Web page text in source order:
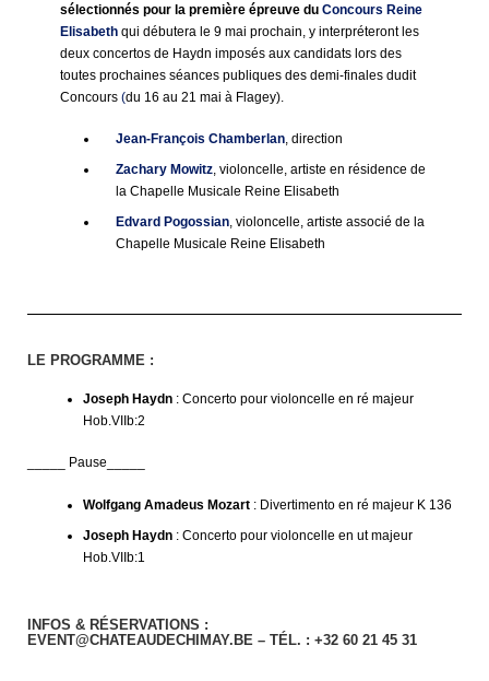
sélectionnés pour la première épreuve du Concours Reine
Elisabeth qui débutera le 9 mai prochain, y interpréteront les
deux concertos de Haydn imposés aux candidats lors des
toutes prochaines séances publiques des demi-finales dudit
Concours (du 16 au 21 mai à Flagey).
Jean-François Chamberlan, direction
Zachary Mowitz, violoncelle, artiste en résidence de
la Chapelle Musicale Reine Elisabeth
Edvard Pogossian, violoncelle, artiste associé de la
Chapelle Musicale Reine Elisabeth
LE PROGRAMME :
Joseph Haydn: Concerto pour violoncelle en ré majeur
Hob.VIIb:2
_____ Pause_____
Wolfgang Amadeus Mozart: Divertimento en ré majeur K 136
Joseph Haydn: Concerto pour violoncelle en ut majeur
Hob.VIIb:1
INFOS & RÉSERVATIONS :
EVENT@CHATEAUDECHIMAY.BE – TÉL. : +32 60 21 45 31